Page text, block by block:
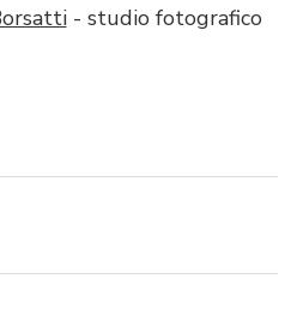
- studio fotografico